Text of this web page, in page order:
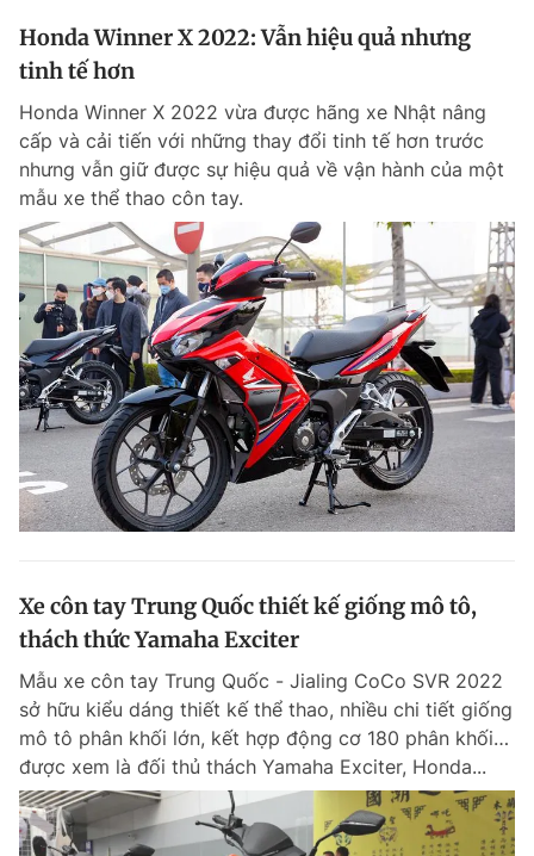
Honda Winner X 2022: Vẫn hiệu quả nhưng
tinh tế hơn
Honda Winner X 2022 vừa được hãng xe Nhật nâng
cấp và cải tiến với những thay đổi tinh tế hơn trước
nhưng vẫn giữ được sự hiệu quả về vận hành của một
mẫu xe thể thao côn tay.
Xe côn tay Trung Quốc thiết kế giống mô tô,
thách thức Yamaha Exciter
Mẫu xe côn tay Trung Quốc - Jialing CoCo SVR 2022
sở hữu kiểu dáng thiết kế thể thao, nhiều chi tiết giống
mô tô phân khối lớn, kết hợp động cơ 180 phân khối…
được xem là đối thủ thách Yamaha Exciter, Honda...